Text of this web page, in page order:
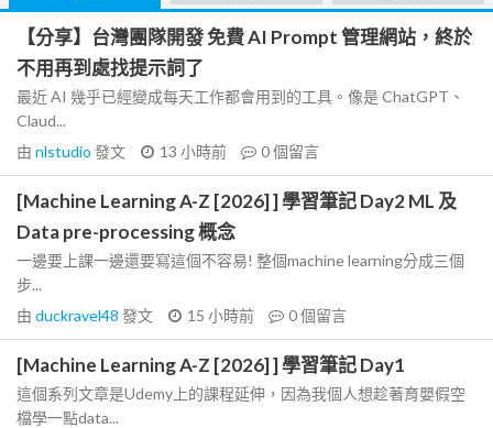
【分享】台灣團隊開發 免費 AI Prompt 管理網站，終於
不用再到處找提示詞了
最近 AI 幾乎已經變成每天工作都會用到的工具。像是 ChatGPT、
Claud...
由 nlstudio 發文 13 小時前 0個留言
[Machine Learning A-Z [2026] ] 學習筆記 Day2 ML 及
Data pre-processing 概念
一邊要上課一邊還要寫這個不容易! 整個machine learning分成三個
步...
由 duckravel48 發文 15 小時前 0個留言
[Machine Learning A-Z [2026] ] 學習筆記 Day1
這個系列文章是Udemy上的課程延伸，因為我個人想趁著育嬰假空
檔學一點data...